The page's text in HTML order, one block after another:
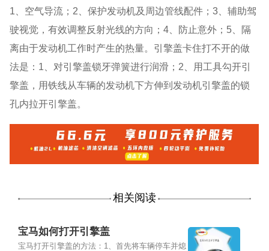
1、空气导流；2、保护发动机及周边管线配件；3、辅助驾
驶视觉，有效调整反射光线的方向；4、防止意外；5、隔
离由于发动机工作时产生的热量。引擎盖卡住打不开的做
法是：1、对引擎盖锁牙弹簧进行润滑；2、用工具勾开引
擎盖，用铁线从车辆的发动机下方伸到发动机引擎盖的锁
孔内拉开引擎盖。
相关阅读
宝马如何打开引擎盖
宝马打开引擎盖的方法：1、首先将车辆停车并熄